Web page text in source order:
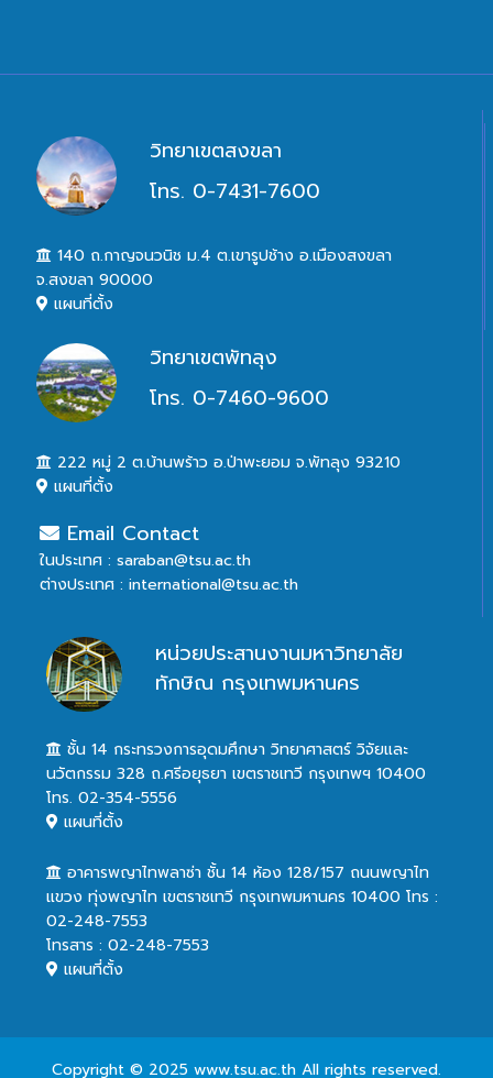
วิทยาเขตสงขลา
โทร. 0-7431-7600
140 ถ.กาญจนวนิช ม.4 ต.เขารูปช้าง อ.เมืองสงขลา
จ.สงขลา 90000
แผนที่ตั้ง
วิทยาเขตพัทลุง
โทร. 0-7460-9600
222 หมู่ 2 ต.บ้านพร้าว อ.ป่าพะยอม จ.พัทลุง 93210
แผนที่ตั้ง
Email Contact
ในประเทศ : saraban@tsu.ac.th
ต่างประเทศ : international@tsu.ac.th
หน่วยประสานงานมหาวิทยาลัย
ทักษิณ กรุงเทพมหานคร
ชั้น 14 กระทรวงการอุดมศึกษา วิทยาศาสตร์ วิจัยและ
นวัตกรรม 328 ถ.ศรีอยุธยา เขตราชเทวี กรุงเทพฯ 10400
โทร. 02-354-5556
แผนที่ตั้ง
อาคารพญาไทพลาซ่า ชั้น 14 ห้อง 128/157 ถนนพญาไท
แขวง ทุ่งพญาไท เขตราชเทวี กรุงเทพมหานคร 10400 โทร :
02-248-7553
โทรสาร : 02-248-7553
แผนที่ตั้ง
Copyright © 2025 www.tsu.ac.th All rights reserved.